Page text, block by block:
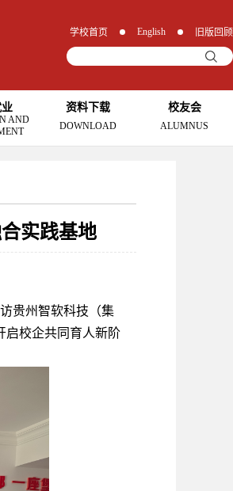
学校首页 English 旧版回顾
AND
资料下载
DOWNLOAD
校友会
ALUMNUS
实践基地
贵州智软科技（集
启校企共同育人新阶